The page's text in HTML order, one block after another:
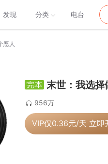
发现 分类 电台
恶人
末世：我选择
956万
VIP仅0.36元/天 立即